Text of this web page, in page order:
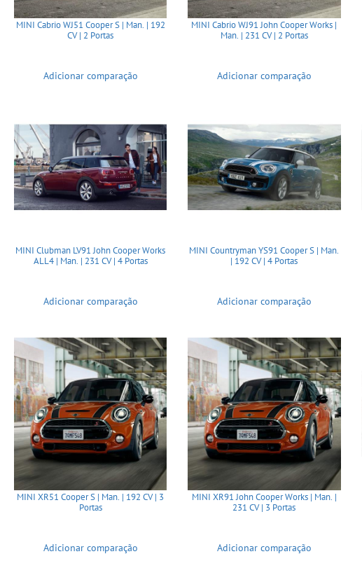
MINI Cabrio WJ51 Cooper S | Man. | 192
CV | 2 Portas
Adicionar comparação
MINI Cabrio WJ91 John Cooper Works |
Man. | 231 CV | 2 Portas
Adicionar comparação
MINI Clubman LV91 John Cooper Works
ALL4 | Man. | 231 CV | 4 Portas
Adicionar comparação
MINI Countryman YS91 Cooper S | Man.
| 192 CV | 4 Portas
Adicionar comparação
MINI XR51 Cooper S | Man. | 192 CV | 3
Portas
Adicionar comparação
MINI XR91 John Cooper Works | Man. |
231 CV | 3 Portas
Adicionar comparação